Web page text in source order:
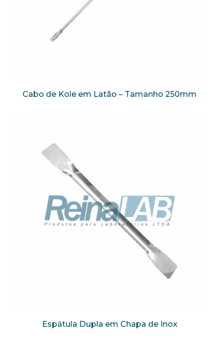
Cabo de Kole em Latão – Tamanho 250mm
Espátula Dupla em Chapa de Inox